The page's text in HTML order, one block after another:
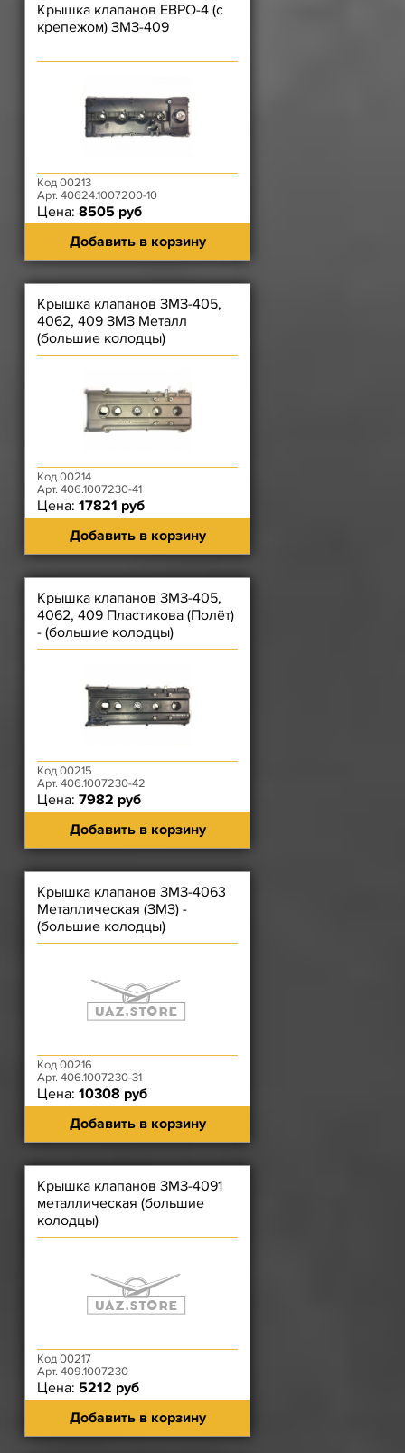
Крышка клапанов ЕВРО-4 (с
крепежом) ЗМЗ-409
Код 00213
Арт. 40624.1007200-10
Цена: 8505 руб
Добавить в корзину
Крышка клапанов ЗМЗ-405,
4062, 409 ЗМЗ Металл
(большие колодцы)
Код 00214
Арт. 406.1007230-41
Цена: 17821 руб
Добавить в корзину
Крышка клапанов ЗМЗ-405,
4062, 409 Пластикова (Полёт)
- (большие колодцы)
Код 00215
Арт. 406.1007230-42
Цена: 7982 руб
Добавить в корзину
Крышка клапанов ЗМЗ-4063
Металлическая (ЗМЗ) -
(большие колодцы)
Код 00216
Арт. 406.1007230-31
Цена: 10308 руб
Добавить в корзину
Крышка клапанов ЗМЗ-4091
металлическая (большие
колодцы)
Код 00217
Арт. 409.1007230
Цена: 5212 руб
Добавить в корзину